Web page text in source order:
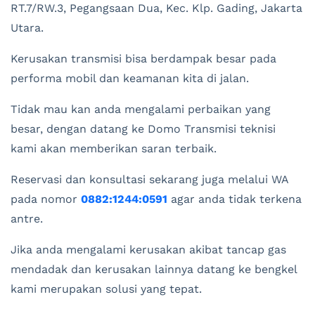
RT.7/RW.3, Pegangsaan Dua, Kec. Klp. Gading, Jakarta
Utara.
Kerusakan transmisi bisa berdampak besar pada
performa mobil dan keamanan kita di jalan.
Tidak mau kan anda mengalami perbaikan yang
besar, dengan datang ke Domo Transmisi teknisi
kami akan memberikan saran terbaik.
Reservasi dan konsultasi sekarang juga melalui WA
pada nomor 0882:1244:0591 agar anda tidak terkena
antre.
Jika anda mengalami kerusakan akibat tancap gas
mendadak dan kerusakan lainnya datang ke bengkel
kami merupakan solusi yang tepat.